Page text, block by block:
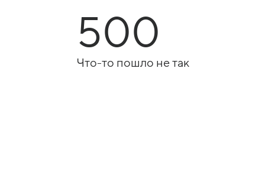
500
Что-то пошло не так